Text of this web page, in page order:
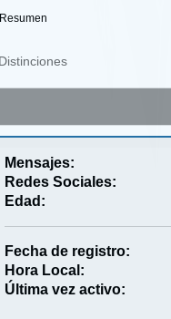
Resumen
Distinciones
Mensajes:
Redes Sociales:
Edad:
Fecha de registro:
Hora Local:
Última vez activo: